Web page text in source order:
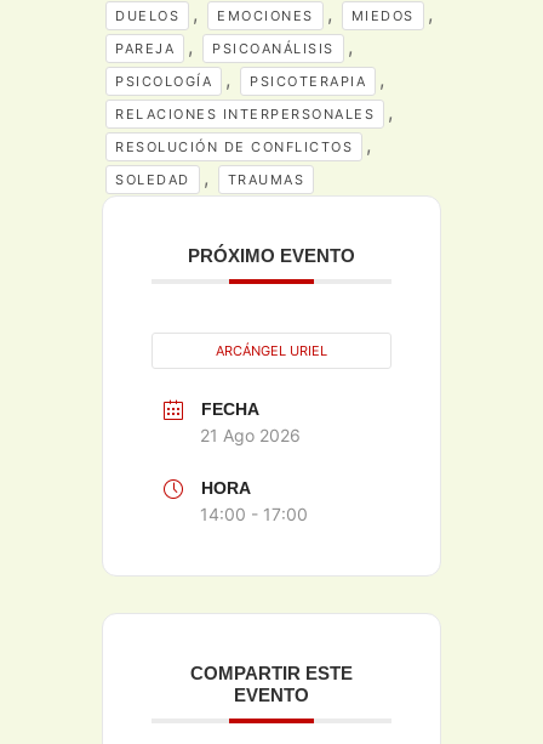
DUELOS , EMOCIONES , MIEDOS ,
PAREJA , PSICOANÁLISIS ,
PSICOLOGÍA , PSICOTERAPIA ,
RELACIONES INTERPERSONALES ,
RESOLUCIÓN DE CONFLICTOS ,
SOLEDAD , TRAUMAS
PRÓXIMO EVENTO
ARCÁNGEL URIEL
FECHA
21 Ago 2026
HORA
14:00 - 17:00
COMPARTIR ESTE
EVENTO